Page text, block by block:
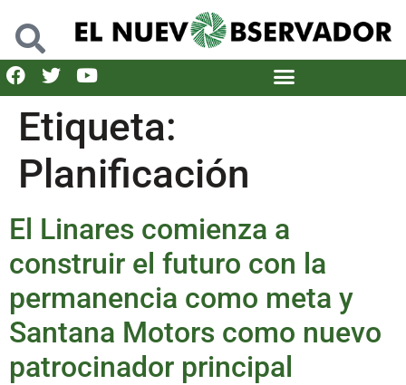
Etiqueta:
Planificación
El Linares comienza a
construir el futuro con la
permanencia como meta y
Santana Motors como nuevo
patrocinador principal